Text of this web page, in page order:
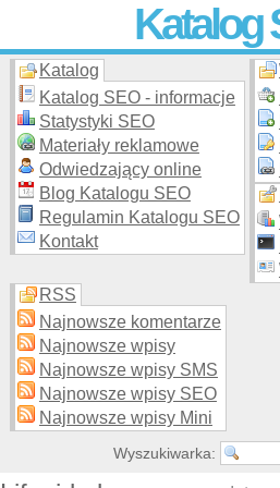
Katalog
Skuteczna i promocja
moderowanego
Katalog
Katalog SEO - informacje
Statystyki SEO
Materiały reklamowe
Odwiedzający online
Blog Katalogu SEO
Regulamin Katalogu SEO
Kontakt
RSS
Najnowsze komentarze
Najnowsze wpisy
Najnowsze wpisy SMS
Najnowsze wpisy SEO
Najnowsze wpisy Mini
Wyszukiwarka: